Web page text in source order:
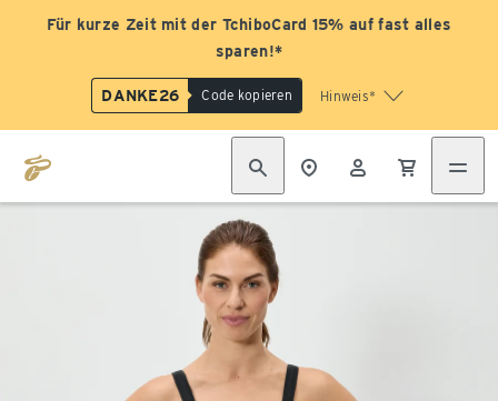
Für kurze Zeit mit der TchiboCard 15% auf fast alles
sparen!*
DANKE26 Code kopieren Hinweis*